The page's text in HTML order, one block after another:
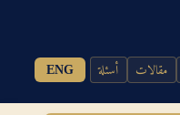
مقالات أسئلة ENG